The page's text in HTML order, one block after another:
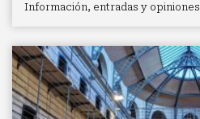
Información, entradas y opiniones